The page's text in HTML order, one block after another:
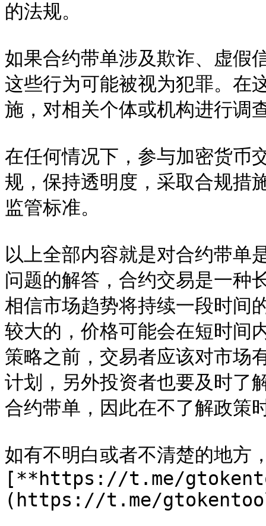
的法规。
如果合约带单涉及欺诈、虚假
这些行为可能被视为犯罪。在
施，对相关个体或机构进行调
在任何情况下，参与加密货币
规，保持透明度，采取合规措
监管标准。
以上全部内容就是对合约带单
问题的解答，合约交易是一种
相信市场趋势将持续一段时间
较大的，价格可能会在短时间
策略之前，交易者应该对市场
计划，另外投资者也要及时了
合约带单，因此在不了解政策
如有不明白或者不清楚的地方
[**https://t.me/